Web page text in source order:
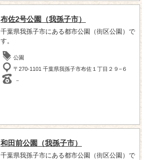
布佐2号公園（我孫子市）
千葉県我孫子市にある都市公園（街区公園）で
す。
公園
〒270-1101 千葉県我孫子市布佐１丁目２９−６
－
和田前公園（我孫子市）
千葉県我孫子市にある都市公園（街区公園）で